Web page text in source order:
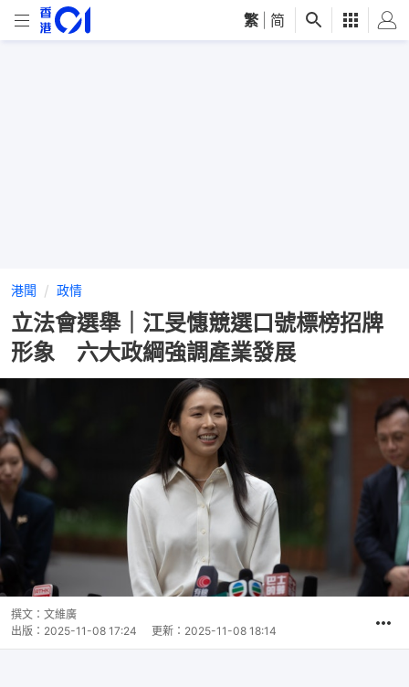
繁 简
港聞 政情
立法會選舉｜江旻憓競選口號標榜招牌
形象 六大政綱強調產業發展
撰文： 文維廣
出版： 2025-11-08 17:24 更新： 2025-11-08 18:14